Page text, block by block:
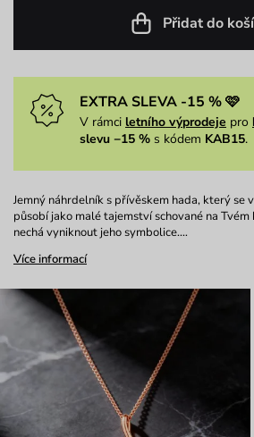
Přidat do
EXTRA SLEVA -15 % 🩷
V rámci letního výprodeje pro
slevu −15 % s kódem KAB15.
Jemný náhrdelník s přívěskem hada, který se
působí jako malé tajemství schované na
nechá vyniknout jeho symbolice.…
Více informací